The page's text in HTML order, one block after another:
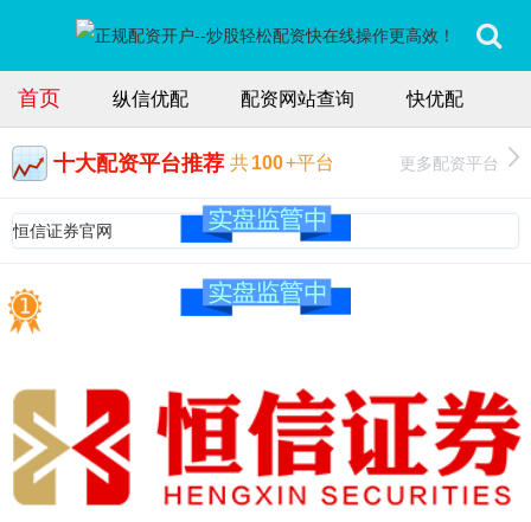
首页 纵信优配 配资网站查询 快优配
十大配资平台推荐 共100+平台 更多配资平台
恒信证券官网